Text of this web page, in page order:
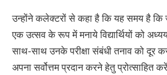
उन्होंने कलेक्टरों से कहा है कि यह समय है कि
एक उत्सव के रूप में मनाये विद्यार्थियों को
साथ-साथ उनके परीक्षा संबंधी तनाव को दूर
अपना सर्वोत्तम प्रदान करने हेतु प्रोत्साहित